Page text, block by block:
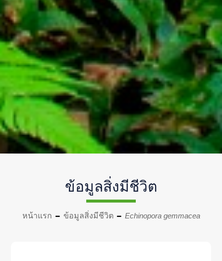
ข้อมูลสิ่งมีชีวิต
หน้าแรก ข้อมูลสิ่งมีชีวิต Echinopora gemmacea